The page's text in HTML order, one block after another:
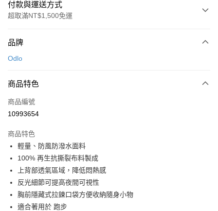
付款與運送方式
超取滿NT$1,500免運
信用卡一次付款
Apple Pay
悠遊付
7-11取貨(快速到店)
每筆NT$100，滿NT$1,500(含以上)免運費
宅配-本島
每筆NT$100，滿NT$1,500(含以上)免運費
品牌
Odlo
商品特色
商品編號
10993654
商品特色
輕量、防風防潑水面料
100% 再生抗撕裂布料製成
上背部透氣區域，降低悶熱感
反光細節可提高夜間可視性
胸前隱藏式拉鍊口袋方便收納隨身小物
適合著用於 跑步